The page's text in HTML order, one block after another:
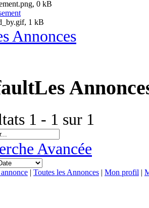
Annonces
Les
1 - 1 sur 1
Avancée
| Toutes les Annonces | Mon profil |